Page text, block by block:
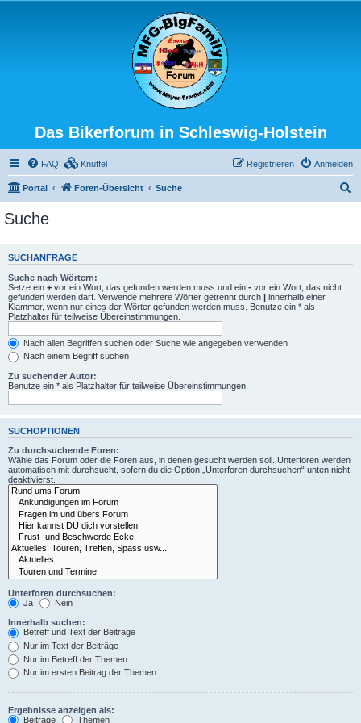
Das Bikerforum in Schleswig-Holstein
FAQ Knuffel Anmelden
Registrieren
Portal Foren-Übersicht Suche
e
Suche
SUCHANFRAGE
Suche nach Wörtern:
Setze ein + vor ein Wort, das gefunden werden muss und ein - vor ein Wort, das nicht
gefunden werden darf. Verwende mehrere Wörter getrennt durch | innerhalb einer
Klammer, wenn nur eines der Wörter gefunden werden muss. Benutze ein * als
Platzhalter für teilweise Übereinstimmungen.
Nach allen Begriffen suchen oder Suche wie angegeben verwenden
Nach einem Begriff suchen
Zu suchender Autor:
Benutze ein * als Platzhalter für teilweise Übereinstimmungen.
SUCHOPTIONEN
Zu durchsuchende Foren:
Wähle das Forum oder die Foren aus, in denen gesucht werden soll. Unterforen werden
automatisch mit durchsucht, sofern du die Option „Unterforen durchsuchen“ unten nicht
deaktivierst.
Unterforen durchsuchen:
Ja
Nein
Innerhalb suchen:
Betreff und Text der Beiträge
Nur im Text der Beiträge
Nur im Betreff der Themen
Nur im ersten Beitrag der Themen
Ergebnisse anzeigen als:
Beiträge
Themen